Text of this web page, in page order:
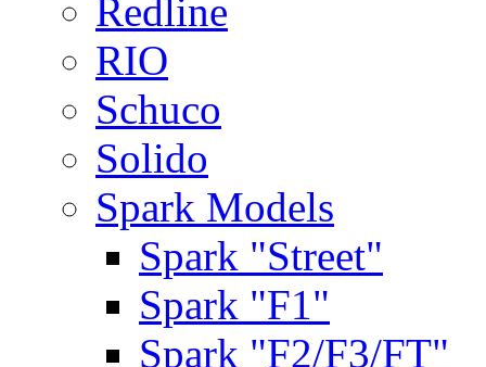
Redline
RIO
Schuco
Solido
Spark Models
Spark "Street"
Spark "F1"
Spark "F2/F3/FT"